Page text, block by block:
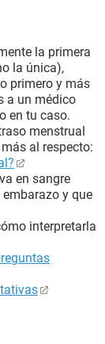
la primera
la única),
primero y más
a un médico
en tu caso.
menstrual
al respecto:
en sangre
y que
interpretarla